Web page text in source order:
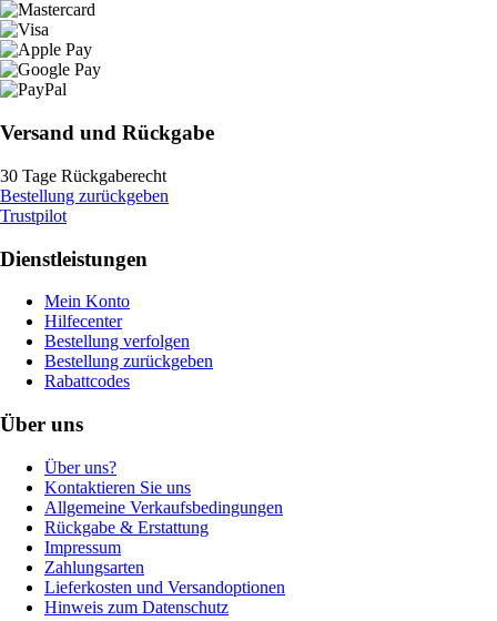
Versand und Rückgabe
30 Tage Rückgaberecht
Bestellung zurückgeben
Trustpilot
Dienstleistungen
Mein Konto
Hilfecenter
Bestellung verfolgen
Bestellung zurückgeben
Rabattcodes
Über uns
Über uns?
Kontaktieren Sie uns
Allgemeine Verkaufsbedingungen
Rückgabe & Erstattung
Impressum
Zahlungsarten
Lieferkosten und Versandoptionen
Hinweis zum Datenschutz